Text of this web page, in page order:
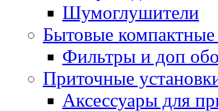
Шумоглушители
Бытовые
Фильтры и доп
Приточные
Аксессуары для